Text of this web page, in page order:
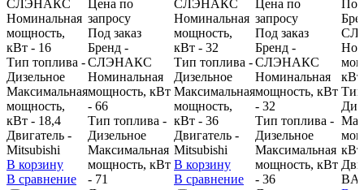
CЛЭНАКС
Номинальная
мощность,
кВт - 16
Тип топлива -
Дизельное
Максимальная
мощность,
кВт - 18,4
Двигатель -
Mitsubishi
В корзину
В сравнение
Цена по
запросу
Под заказ
Бренд -
CЛЭНАКС
Номинальная
мощность, кВт
- 66
Тип топлива -
Дизельное
Максимальная
мощность, кВт
- 71
CЛЭНАКС
Номинальная
мощность,
кВт - 32
Тип топлива -
Дизельное
Максимальная
мощность,
кВт - 36
Двигатель -
Mitsubishi
В корзину
В сравнение
Цена по
запросу
Под заказ
Бренд -
CЛЭНАКС
Номинальная
мощность, кВт
- 32
Тип топлива -
Дизельное
Максимальная
мощность, кВт
- 36
Под
кВт
кВт